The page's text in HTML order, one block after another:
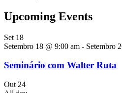
Upcoming Events
Set 18
Setembro 18 @ 9:00 am - Setembro
Seminário com Walter Ruta
Out 24